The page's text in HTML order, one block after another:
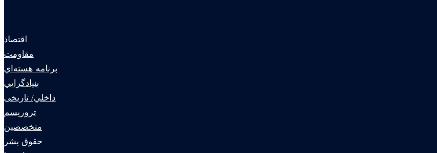
اقتصاد
مقاومت
برنامه هسته‌اي
بنيادگرايي
داخلي/ تاریخی
تروريسم
متخصصين
حقوق بشر